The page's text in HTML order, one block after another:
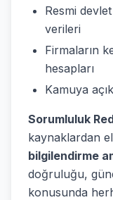
Resmi
verileri
Firmaların
hesapları
Kamuya
Sorumluluk
kaynaklardan
bilgilendirme
doğruluğu,
konusunda